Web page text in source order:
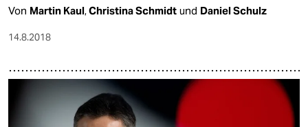
Von Martin Kaul,Christina Schmidt und Daniel Schulz
14.8.2018